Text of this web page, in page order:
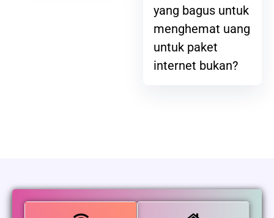
yang bagus untuk
menghemat uang
untuk paket
internet bukan?